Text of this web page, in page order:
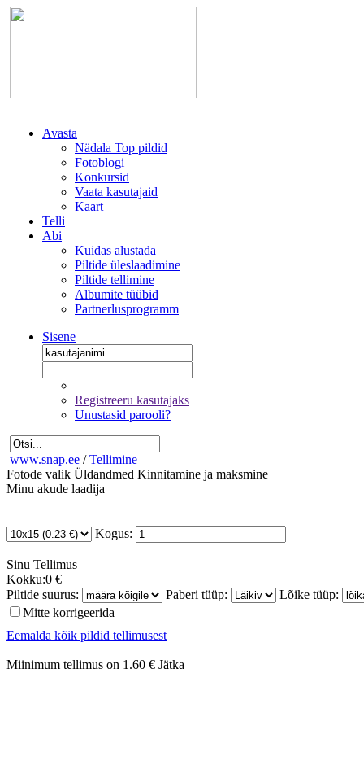
Avasta
Nädala Top pildid
Fotoblogi
Konkursid
Vaata kasutajaid
Kaart
Telli
Abi
Kuidas alustada
Piltide üleslaadimine
Piltide tellimine
Albumite tüübid
Partnerlusprogramm
Sisene
Registreeru kasutajaks
Unustasid parooli?
www.snap.ee / Tellimine
Fotode valik Üldandmed Kinnitamine ja maksmine
Minu akude laadija
Kogus:
Sinu Tellimus
Kokku:0 €
Piltide suurus:
Paberi tüüp:
Lõike tüüp:
Mitte korrigeerida
Eemalda kõik pildid tellimusest
Miinimum tellimus on 1.60 € Jätka